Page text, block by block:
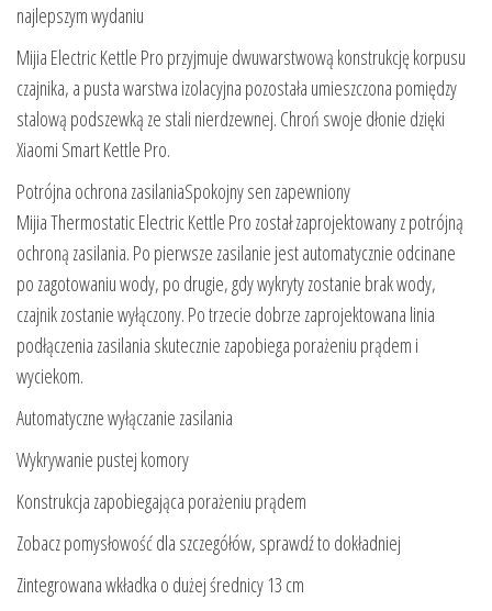
najlepszym wydaniu
Mijia Electric Kettle Pro przyjmuje dwuwarstwową konstrukcję korpusu
czajnika, a pusta warstwa izolacyjna pozostała umieszczona pomiędzy
stalową podszewką ze stali nierdzewnej. Chroń swoje dłonie dzięki
Xiaomi Smart Kettle Pro.
Potrójna ochrona zasilaniaSpokojny sen zapewniony
Mijia Thermostatic Electric Kettle Pro został zaprojektowany z potrójną
ochroną zasilania. Po pierwsze zasilanie jest automatycznie odcinane
po zagotowaniu wody, po drugie, gdy wykryty zostanie brak wody,
czajnik zostanie wyłączony. Po trzecie dobrze zaprojektowana linia
podłączenia zasilania skutecznie zapobiega porażeniu prądem i
wyciekom.
Automatyczne wyłączanie zasilania
Wykrywanie pustej komory
Konstrukcja zapobiegająca porażeniu prądem
Zobacz pomysłowość dla szczegółów, sprawdź to dokładniej
Zintegrowana wkładka o dużej średnicy 13 cm